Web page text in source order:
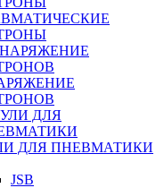
ДЛЯ ПНЕВМАТИКИ
JSB